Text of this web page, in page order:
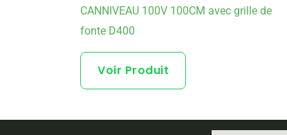
CANNIVEAU 100V 100CM avec grille de
fonte D400
Voir Produit